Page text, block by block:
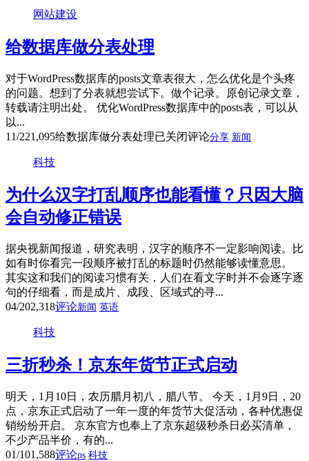
网站建设
给数据库做分表处理
对于WordPress数据库的posts文章表很大，怎么优化是个头疼
的问题。想到了分表就想尝试下。做个记录。原创记录文章，
转载请注明出处。 优化WordPress数据库中的posts表，可以从
以...
11/221,095给数据库做分表处理已关闭评论分享 新闻
科技
为什么汉字打乱顺序也能看懂？只因大脑
会自动修正错误
据央视新闻报道，研究表明，汉字的顺序不一定影响阅读。比
如有时你看完一段顺序被打乱的标题时仍然能够读懂意思。
其实这和我们的阅读习惯有关，人们在看文字时并不会逐字逐
句的仔细看，而是成片、成段、区域式的寻...
04/202,318评论新闻 英语
科技
三折秒杀！京东年货节正式启动
明天，1月10日，农历腊月初八，腊八节。 今天，1月9日，20
点，京东正式启动了一年一度的年货节大促活动，各种优惠促
销纷纷开启。 京东官方也奉上了京东超级秒杀日必买清单，
不少产品半价，有的...
01/101,588评论ps 科技